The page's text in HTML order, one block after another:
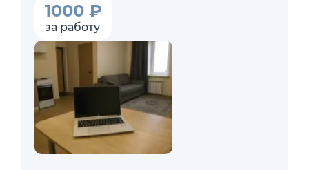
1000 ₽
за работу